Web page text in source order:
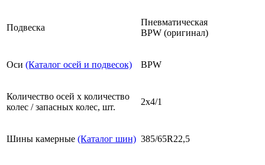
Подвеска
Пневматическая
BPW (оригинал)
Оси (Каталог осей и подвесок) BPW
Количество осей х количество
колес / запасных колес, шт.
2х4/1
Шины камерные (Каталог шин) 385/65R22,5